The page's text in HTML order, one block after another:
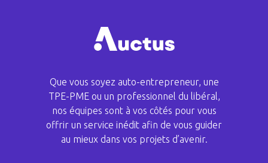
Que vous soyez auto-entrepreneur, une
TPE-PME ou un professionnel du libéral,
nos équipes sont à vos côtés pour vous
offrir un service inédit afin de vous guider
au mieux dans vos projets d’avenir.